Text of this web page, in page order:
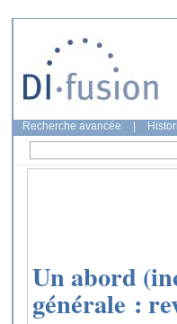
Recherche avancée
Un abord
générale :